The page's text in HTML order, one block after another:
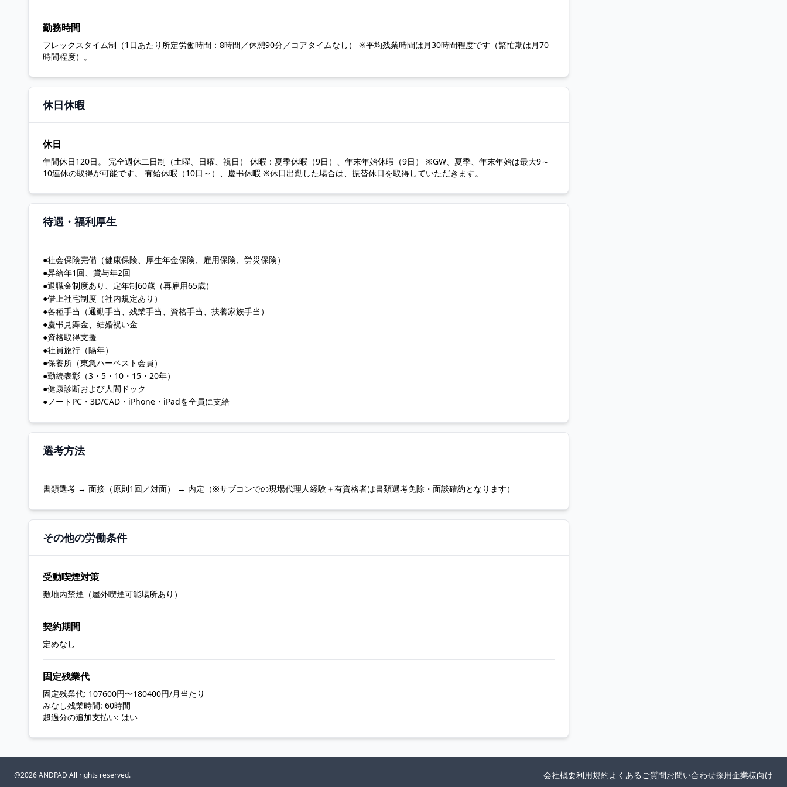
勤務時間
フレックスタイム制（1日あたり所定労働時間：8時間／休憩90分／コアタイムなし） ※平均残業時間は月30時間程度です（繁忙期は月70
時間程度）。
休日休暇
休日
年間休日120日。 完全週休二日制（土曜、日曜、祝日） 休暇：夏季休暇（9日）、年末年始休暇（9日） ※GW、夏季、年末年始は最大9～
10連休の取得が可能です。 有給休暇（10日～）、慶弔休暇 ※休日出勤した場合は、振替休日を取得していただきます。
待遇・福利厚生
●社会保険完備（健康保険、厚生年金保険、雇用保険、労災保険）
●昇給年1回、賞与年2回
●退職金制度あり、定年制60歳（再雇用65歳）
●借上社宅制度（社内規定あり）
●各種手当（通勤手当、残業手当、資格手当、扶養家族手当）
●慶弔見舞金、結婚祝い金
●資格取得支援
●社員旅行（隔年）
●保養所（東急ハーベスト会員）
●勤続表彰（3・5・10・15・20年）
●健康診断および人間ドック
●ノートPC・3D/CAD・iPhone・iPadを全員に支給
選考方法
書類選考 → 面接（原則1回／対面） → 内定（※サブコンでの現場代理人経験＋有資格者は書類選考免除・面談確約となります）
その他の労働条件
受動喫煙対策
敷地内禁煙（屋外喫煙可能場所あり）
契約期間
定めなし
固定残業代
固定残業代: 107600円〜180400円/月当たり
みなし残業時間: 60時間
超過分の追加支払い: はい
@2026 ANDPAD All rights reserved. 会社概要利用規約よくあるご質問お問い合わせ採用企業様向け